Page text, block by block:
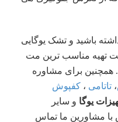
باشید و تشک یوگایی
تهیه مناسب ترین مت
همچنین برای مشاوره
، تاتامی ، کفپوش
یوگا و سایر
مشاورین ما تماس